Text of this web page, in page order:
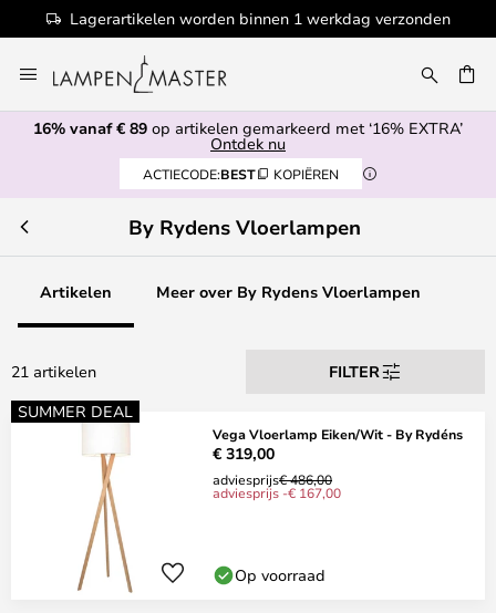
100+ designermerken
naar
de
inhoud
16% vanaf € 89 op artikelen gemarkeerd met ‘16% EXTRA’
Ontdek nu
ACTIECODE:BEST KOPIËREN
By Rydens Vloerlampen
Artikelen Meer over By Rydens Vloerlampen
21 artikelen
FILTER
SUMMER DEAL
Vega Vloerlamp Eiken/Wit - By Rydéns
€ 319,00
adviesprijs€ 486,00
adviesprijs -€ 167,00
Op voorraad